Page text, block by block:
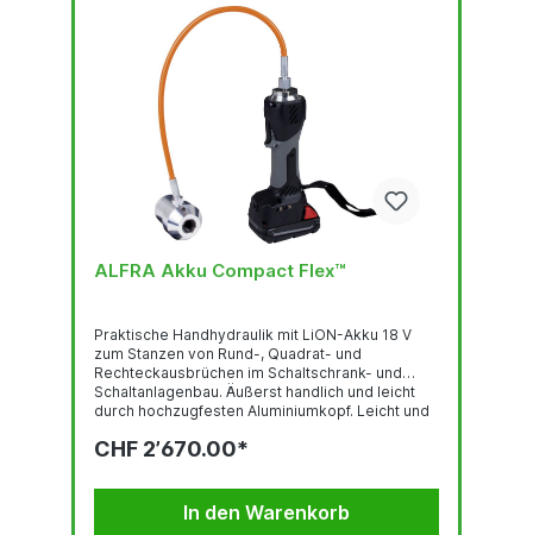
ALFRA Akku Compact Flex™
Praktische Handhydraulik mit LiON-Akku 18 V
zum Stanzen von Rund-, Quadrat- und
Rechteckausbrüchen im Schaltschrank- und
Schaltanlagenbau. Äußerst handlich und leicht
durch hochzugfesten Aluminiumkopf. Leicht und
Sicherheits-Uberdruckventil bis 680 bar.
gestaltetem Griff „Softtouch“. Akkupakete
konnen von zwei Seiten eingeschoben werden,
dadurch Gewichtsausgleich. Technische...
CHF 2’670.00*
In den Warenkorb